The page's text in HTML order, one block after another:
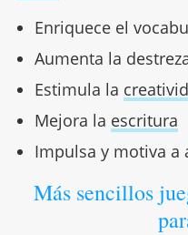
Enriquece el
Aumenta la
Estimula la
Mejora la escritura
Impulsa y motiva a
Más sencillos